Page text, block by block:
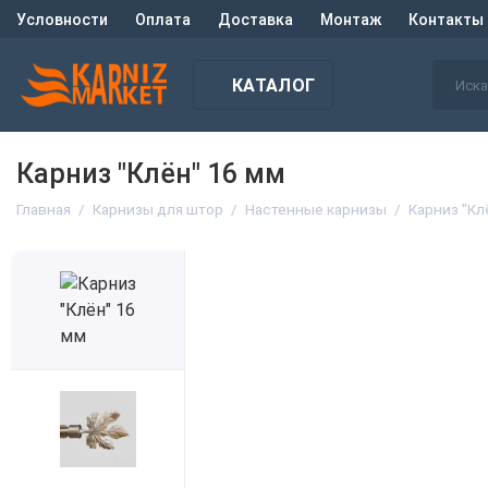
Условности Оплата Доставка Монтаж Контакты
КАТАЛОГ
Карниз "Клён" 16 мм
Главная Карнизы для штор Настенные карнизы Карниз